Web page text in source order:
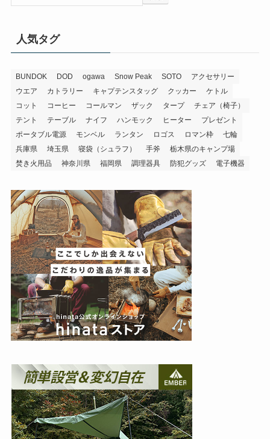
人気タグ
BUNDOK DOD ogawa Snow Peak SOTO
アクセサリー
ウエア
カトラリー キャプテンスタッグ クッカー
ケトル
コット
コーヒー コールマン ザック タープ
チェア（椅子）
テント
テーブル ナイフ ハンモック ヒーター
プレゼント
ポータブル電源
モンベル ランタン ロゴス ロマン枠
七輪
兵庫県
埼玉県 寝袋（シュラフ） 手斧
栃木県のキャンプ場
焚き火用品
神奈川県 福岡県 調理器具 防犯グッズ 電子機器